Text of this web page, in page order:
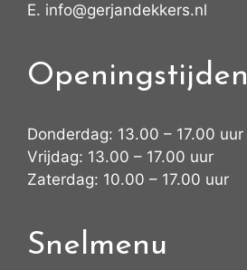
E. info@gerjandekkers.nl
Openingstijden
Donderdag: 13.00 – 17.00 uur
Vrijdag: 13.00 – 17.00 uur
Zaterdag: 10.00 – 17.00 uur
Snelmenu